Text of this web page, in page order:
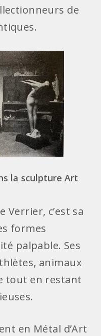
de
la sculpture Art
Verrier, c’est sa
formes
palpable. Ses
animaux
tout en restant
en Métal d’Art